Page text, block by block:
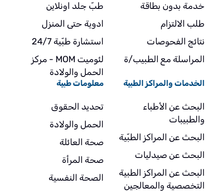
خدمة بدون بطاقة
طلب الالتزام
نتائج الفحوصات
المراسلة مع الطبيب/ة
طبّ جلد اونلاين
ادوية حتى المنزل
استشارة طبّية 24/7
لئوميت MOM - مركز
الحمل والولادة
الخدمات والمراكز الطبية
البحث عن الأطباء
والطبيبات
البحث عن المراكز الطبّية
البحث عن صيدليات
البحث عن المراكز الطبية
التخصصية والمعالجين
معلومات طبية
تحديد الحقوق
الحمل والولادة
صحة العائلة
صحة المرأة
الصحة النفسية